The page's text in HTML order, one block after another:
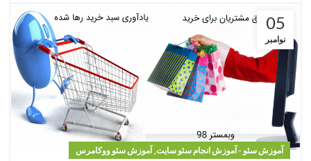
05
نوامبر
آموزش سئو - آموزش انجام سئو سایت,آموزش سئو ووکامرس